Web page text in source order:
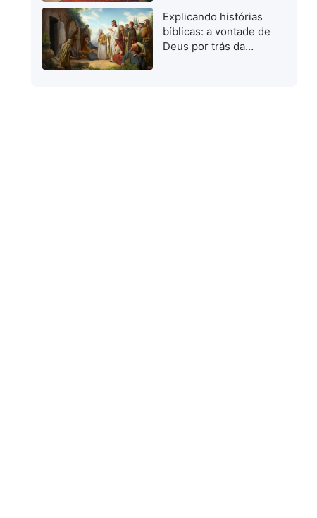
Explicando histórias
bíblicas: a vontade de
Deus por trás da